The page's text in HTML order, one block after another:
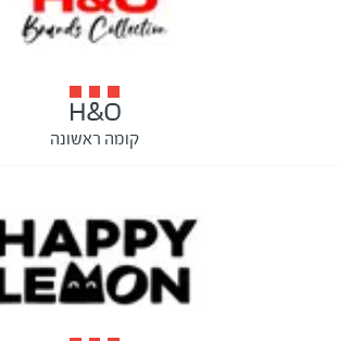
H&O
קומה ראשונה